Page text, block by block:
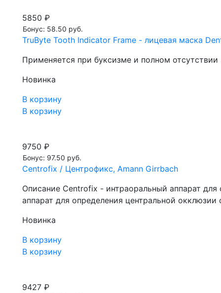
5850 ₽
Бонус: 58.50 руб.
TruByte Tooth Indicator Frame - лицевая маска
Применяется при буксизме и полном
Новинка
В корзину
В корзину
9750 ₽
Бонус: 97.50 руб.
Centrofix / Центрофикс, Amann Girrbach
Описание Centrofix - интраоральный аппарат
аппарат для определения центральной
Новинка
В корзину
В корзину
9427 ₽